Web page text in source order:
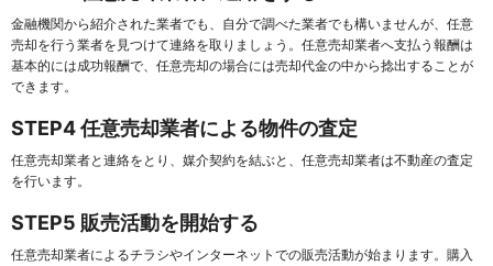
金融機関から紹介された業者でも、自分で調べた業者でも構いませんが、任意
売却を行う業者を見つけて連絡を取りましょう。任意売却業者へ支払う報酬は
基本的には成功報酬で、任意売却の場合には売却代金の中から捻出することが
できます。
STEP4 任意売却業者による物件の査定
任意売却業者と連絡をとり、媒介契約を結ぶと、任意売却業者は不動産の査定
を行います。
STEP5 販売活動を開始する
任意売却業者によるチラシやインターネットでの販売活動が始まります。購入